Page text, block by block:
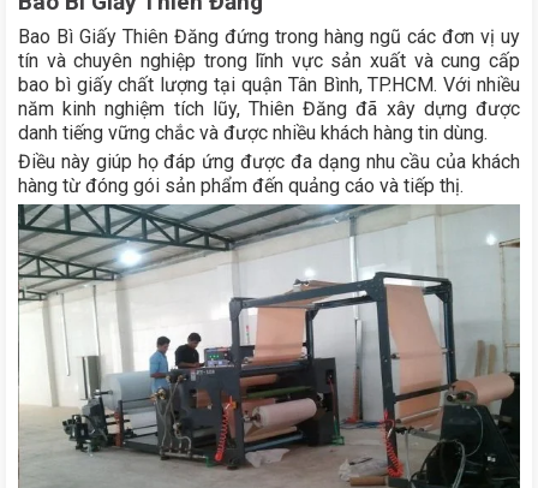
Bao Bì Giấy Thiên Đăng đứng trong hàng ngũ các đơn vị uy
tín và chuyên nghiệp trong lĩnh vực sản xuất và cung cấp
bao bì giấy chất lượng tại quận Tân Bình, TP.HCM. Với nhiều
năm kinh nghiệm tích lũy, Thiên Đăng đã xây dựng được
danh tiếng vững chắc và được nhiều khách hàng tin dùng.
Điều này giúp họ đáp ứng được đa dạng nhu cầu của khách
hàng từ đóng gói sản phẩm đến quảng cáo và tiếp thị.